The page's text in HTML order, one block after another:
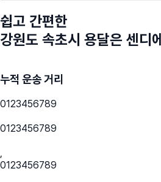
쉽고 간편한
강원도 속초시 용달은 센디
누적 운송 거리
0123456789
0123456789
,
0123456789